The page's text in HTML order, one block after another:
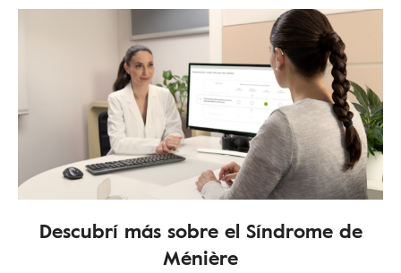
Descubrí más sobre el Síndrome de
Ménière